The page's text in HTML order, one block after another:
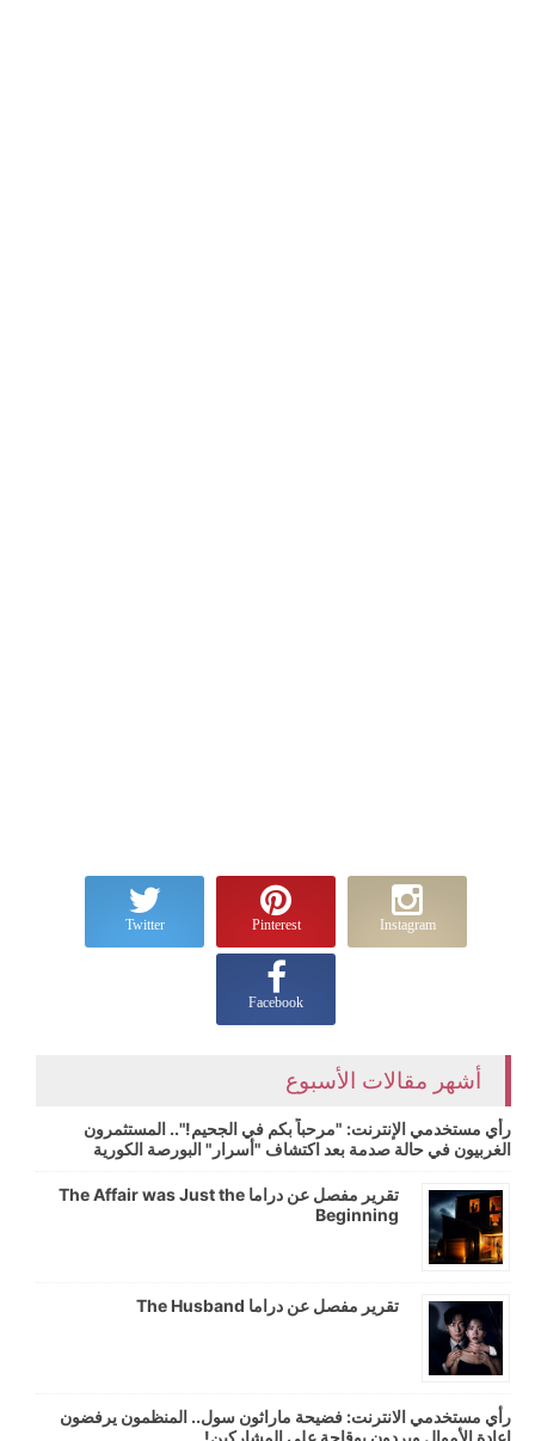
Instagram
Pinterest
Twitter
Facebook
أشهر مقالات الأسبوع
رأي مستخدمي الإنترنت: "مرحباً بكم في الجحيم!".. المستثمرون
الغربيون في حالة صدمة بعد اكتشاف "أسرار" البورصة الكورية
تقرير مفصل عن دراما The Affair was Just the
Beginning
تقرير مفصل عن دراما The Husband
رأي مستخدمي الانترنت: فضيحة ماراثون سول.. المنظمون يرفضون
إعادة الأموال ويردون بوقاحة على المشاركين!